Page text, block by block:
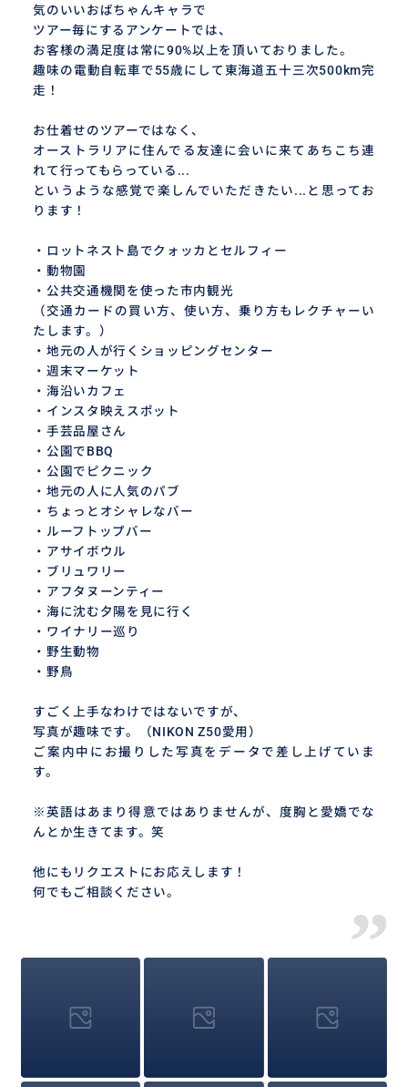
気のいいおばちゃんキャラで
ツアー毎にするアンケートでは、
お客様の満足度は常に90%以上を頂いておりました。
趣味の電動自転車で55歳にして東海道五十三次500km完
走！
お仕着せのツアーではなく、
オーストラリアに住んでる友達に会いに来てあちこち連
れて行ってもらっている...
というような感覚で楽しんでいただきたい...と思ってお
ります！
・ロットネスト島でクォッカとセルフィー
・動物園
・公共交通機関を使った市内観光
（交通カードの買い方、使い方、乗り方もレクチャーい
たします。）
・地元の人が行くショッピングセンター
・週末マーケット
・海沿いカフェ
・インスタ映えスポット
・手芸品屋さん
・公園でBBQ
・公園でピクニック
・地元の人に人気のパブ
・ちょっとオシャレなバー
・ルーフトップバー
・アサイボウル
・ブリュワリー
・アフタヌーンティー
・海に沈む夕陽を見に行く
・ワイナリー巡り
・野生動物
・野鳥
すごく上手なわけではないですが、
写真が趣味です。（NIKON Z50愛用）
ご案内中にお撮りした写真をデータで差し上げていま
す。
※英語はあまり得意ではありませんが、度胸と愛嬌でな
んとか生きてます。笑
他にもリクエストにお応えします！
何でもご相談ください。
”